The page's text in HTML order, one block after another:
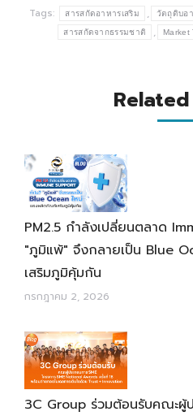
Tags:
สารสกัดอาหารเสริม , วัตถุดิบอ
สารสกัดจากธรรมชาติ , Market
PM2.5 กำลังเปลี่ยนตลาด
"ภูมิแพ้" จึงกลายเป็น Blue
เสริมภูมิคุ้มกัน
กรกฎาคม 2, 2026
3C Group ร่วมต้อนรับคณะผู้